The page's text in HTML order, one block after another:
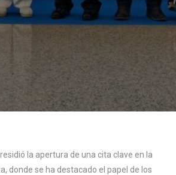
la apertura de una cita clave en la
donde se ha destacado el papel de los